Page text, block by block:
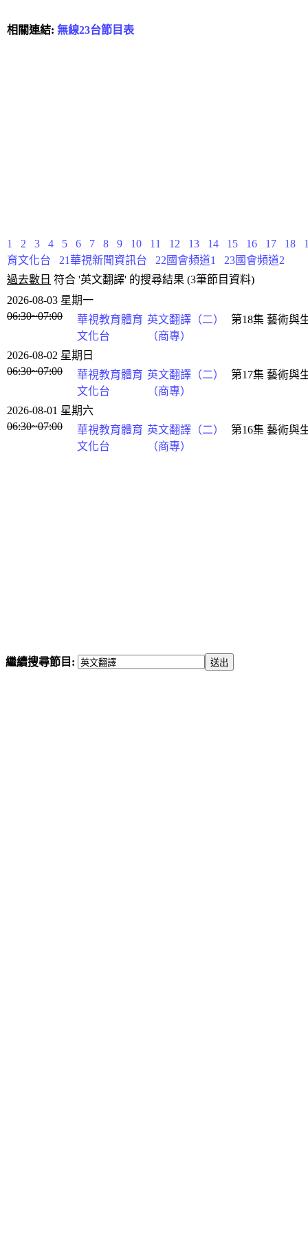
相關連結: 無線23台節目表
1 2 3 4 5 6 7 8 9 10 11 12 13 14 15 16 17 18
育文化台
21華視新聞資訊台 22國會頻道1
23國會頻道2
過去數日 符合 '英文翻譯' 的搜尋結果 (3筆節目資料)
2026-08-03 星期一
06:30~07:00
華視教育體育
文化台
英文翻譯（二）
（商專）
第18集 藝術與
2026-08-02 星期日
06:30~07:00
華視教育體育
文化台
英文翻譯（二）
（商專）
第17集 藝術與
2026-08-01 星期六
06:30~07:00
華視教育體育
文化台
英文翻譯（二）
（商專）
第16集 藝術與
繼續搜尋節目: